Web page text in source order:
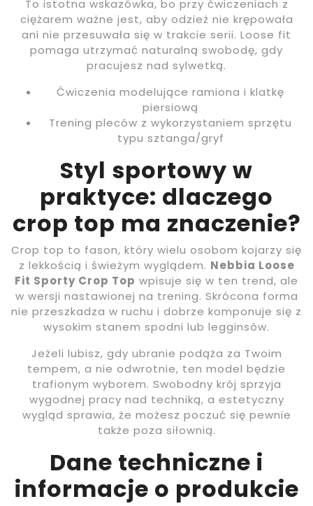
To istotna wskazówka, bo przy ćwiczeniach z
ciężarem ważne jest, aby odzież nie krępowała
ani nie przesuwała się w trakcie serii. Loose fit
pomaga utrzymać naturalną swobodę, gdy
pracujesz nad sylwetką.
Ćwiczenia modelujące ramiona i klatkę
piersiową
Trening pleców z wykorzystaniem sprzętu
typu sztanga/gryf
Styl sportowy w
praktyce: dlaczego
crop top ma znaczenie?
Crop top to fason, który wielu osobom kojarzy się
z lekkością i świeżym wyglądem. Nebbia Loose
Fit Sporty Crop Top wpisuje się w ten trend, ale
w wersji nastawionej na trening. Skrócona forma
nie przeszkadza w ruchu i dobrze komponuje się z
wysokim stanem spodni lub legginsów.
Jeżeli lubisz, gdy ubranie podąża za Twoim
tempem, a nie odwrotnie, ten model będzie
trafionym wyborem. Swobodny krój sprzyja
wygodnej pracy nad techniką, a estetyczny
wygląd sprawia, że możesz poczuć się pewnie
także poza siłownią.
Dane techniczne i
informacje o produkcie